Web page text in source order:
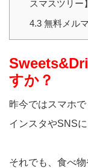
スマスツリー】
4.3無料メル
すか？
昨今ではスマホ
インスタやSNS
それでも、食べ